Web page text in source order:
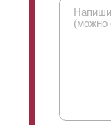
все расцветки
стального